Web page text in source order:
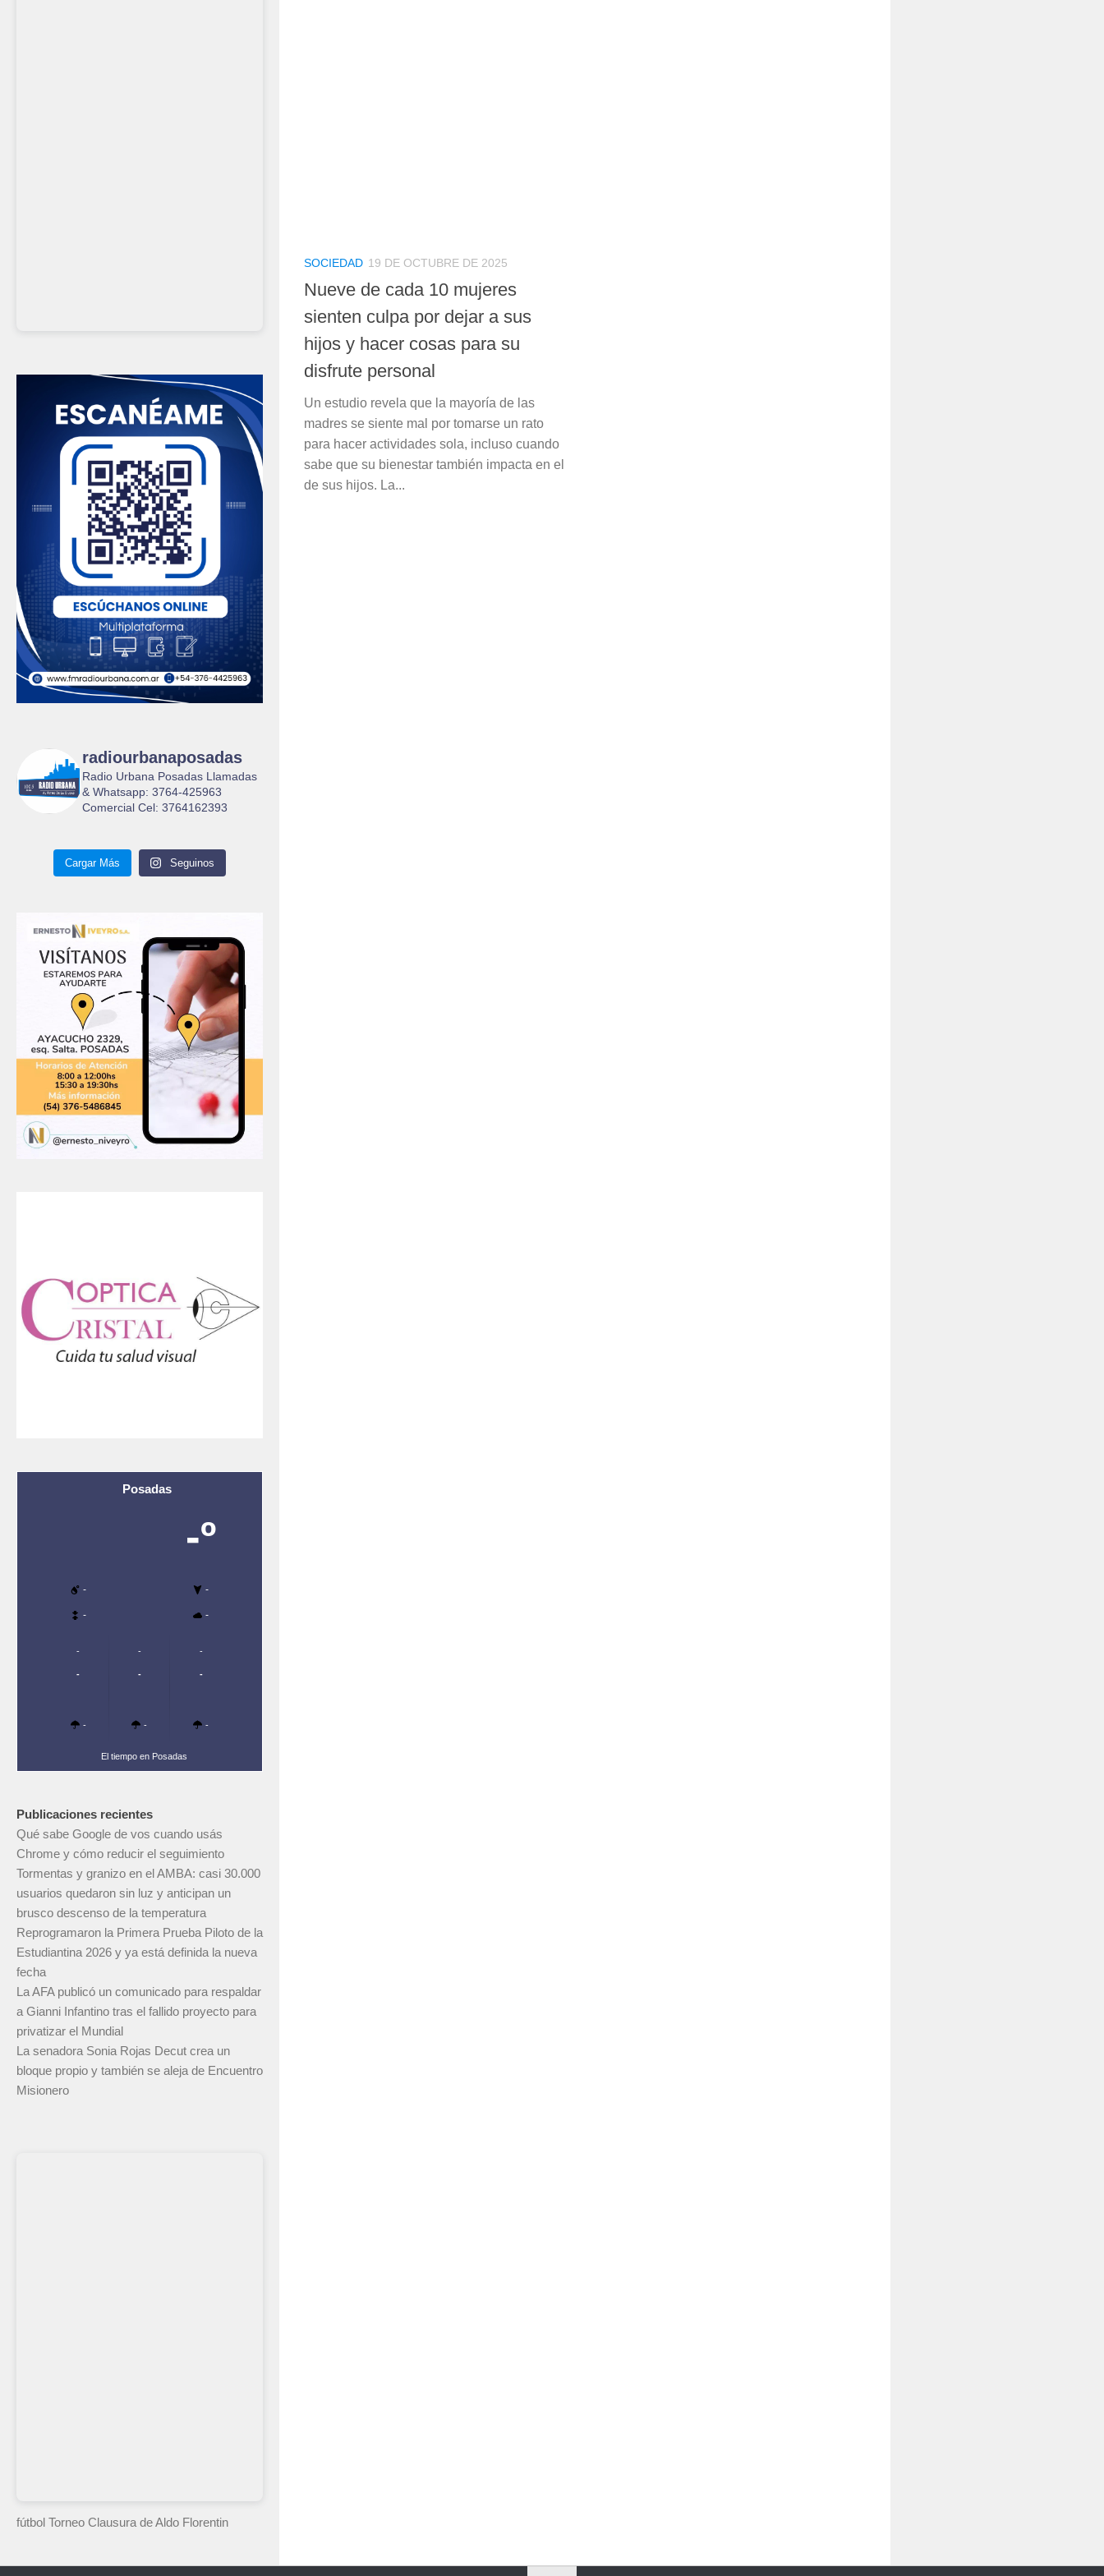
SOCIEDAD 19 DE OCTUBRE DE 2025
Nueve de cada 10 mujeres
sienten culpa por dejar a sus
hijos y hacer cosas para su
disfrute personal
Un estudio revela que la mayoría de las
madres se siente mal por tomarse un rato
para hacer actividades sola, incluso cuando
sabe que su bienestar también impacta en el
de sus hijos. La...
radiourbanaposadas
Radio Urbana Posadas Llamadas
& Whatsapp: 3764-425963
Comercial Cel: 3764162393
Cargar Más Seguinos
Posadas
-º
- -
- -
-
-
-
-
-
-
-
-
-
El tiempo en Posadas
Publicaciones recientes
Qué sabe Google de vos cuando usás
Chrome y cómo reducir el seguimiento
Tormentas y granizo en el AMBA: casi 30.000
usuarios quedaron sin luz y anticipan un
brusco descenso de la temperatura
Reprogramaron la Primera Prueba Piloto de la
Estudiantina 2026 y ya está definida la nueva
fecha
La AFA publicó un comunicado para respaldar
a Gianni Infantino tras el fallido proyecto para
privatizar el Mundial
La senadora Sonia Rojas Decut crea un
bloque propio y también se aleja de Encuentro
Misionero
fútbol Torneo Clausura de Aldo Florentin